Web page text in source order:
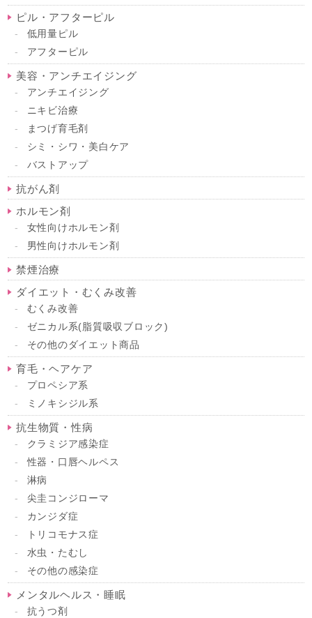
ピル・アフターピル
低用量ピル
アフターピル
美容・アンチエイジング
アンチエイジング
ニキビ治療
まつげ育毛剤
シミ・シワ・美白ケア
バストアップ
抗がん剤
ホルモン剤
女性向けホルモン剤
男性向けホルモン剤
禁煙治療
ダイエット・むくみ改善
むくみ改善
ゼニカル系(脂質吸収ブロック)
その他のダイエット商品
育毛・ヘアケア
プロペシア系
ミノキシジル系
抗生物質・性病
クラミジア感染症
性器・口唇ヘルペス
淋病
尖圭コンジローマ
カンジダ症
トリコモナス症
水虫・たむし
その他の感染症
メンタルヘルス・睡眠
抗うつ剤